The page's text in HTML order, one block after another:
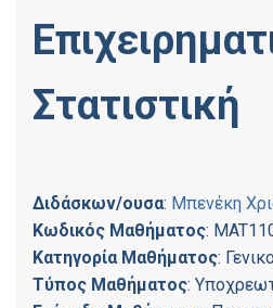
Στατιστική
Διδάσκων/ουσα: Μπενέκη
Κωδικός Μαθήματος:
Κατηγορία Μαθήματος:
Τύπος Μαθήματος: